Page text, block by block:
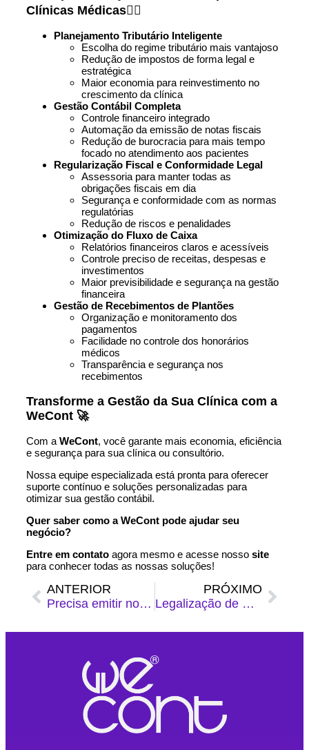
Clínicas Médicas🧑‍⚕️
Planejamento Tributário Inteligente
Escolha do regime tributário mais vantajoso
Redução de impostos de forma legal e
estratégica
Maior economia para reinvestimento no
crescimento da clínica
Gestão Contábil Completa
Controle financeiro integrado
Automação da emissão de notas fiscais
Redução de burocracia para mais tempo
focado no atendimento aos pacientes
Regularização Fiscal e Conformidade Legal
Assessoria para manter todas as
obrigações fiscais em dia
Segurança e conformidade com as normas
regulatórias
Redução de riscos e penalidades
Otimização do Fluxo de Caixa
Relatórios financeiros claros e acessíveis
Controle preciso de receitas, despesas e
investimentos
Maior previsibilidade e segurança na gestão
financeira
Gestão de Recebimentos de Plantões
Organização e monitoramento dos
pagamentos
Facilidade no controle dos honorários
médicos
Transparência e segurança nos
recebimentos
Transforme a Gestão da Sua Clínica com a
WeCont 🚀
Com a WeCont, você garante mais economia, eficiência
e segurança para sua clínica ou consultório.
Nossa equipe especializada está pronta para oferecer
suporte contínuo e soluções personalizadas para
otimizar sua gestão contábil.
Quer saber como a WeCont pode ajudar seu
negócio?
Entre em contato agora mesmo e acesse nosso site
para conhecer todas as nossas soluções!
ANTERIOR
Precisa emitir nota fiscal para Infoprodutos? Descubra como fazer!
PRÓXIMO
Legalização de Empresa no Rio de Janeiro: conheça os benefícios de contar com a WeCont